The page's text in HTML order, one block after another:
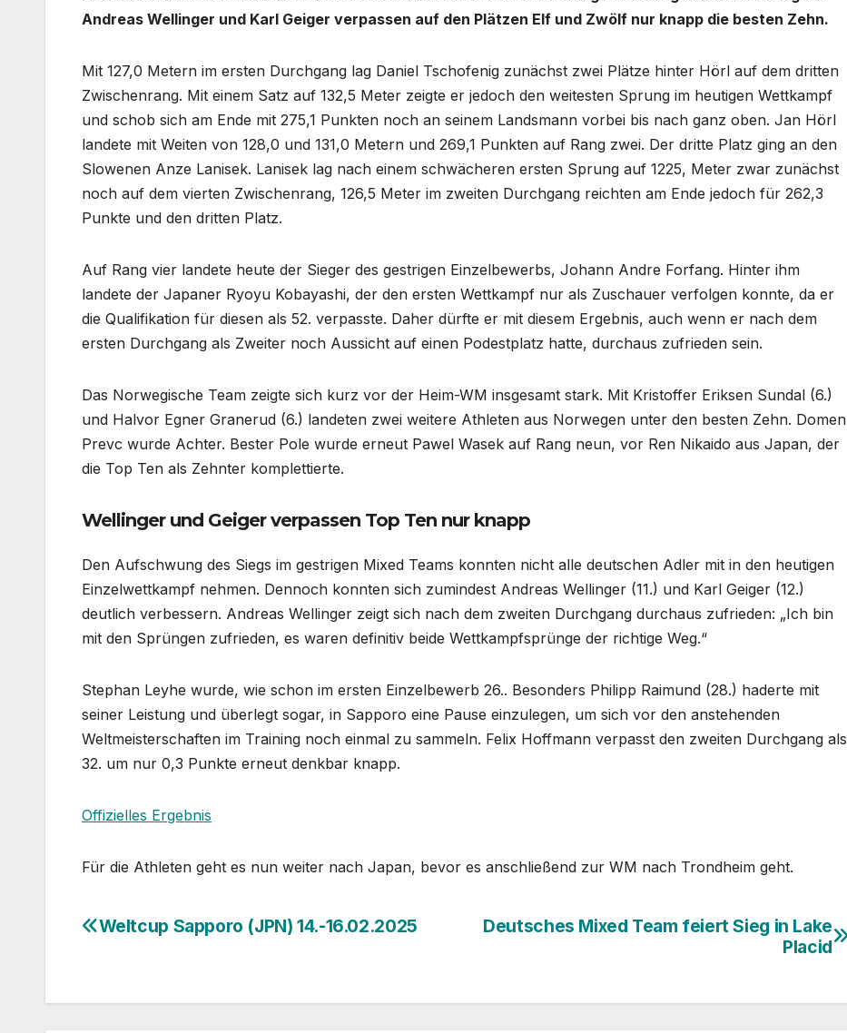
Andreas Wellinger und Karl Geiger verpassen auf den Plätzen Elf und Zwölf nur knapp die besten Zehn.
Mit 127,0 Metern im ersten Durchgang lag Daniel Tschofenig zunächst zwei Plätze hinter Hörl auf dem dritten
Zwischenrang. Mit einem Satz auf 132,5 Meter zeigte er jedoch den weitesten Sprung im heutigen Wettkampf
und schob sich am Ende mit 275,1 Punkten noch an seinem Landsmann vorbei bis nach ganz oben. Jan Hörl
landete mit Weiten von 128,0 und 131,0 Metern und 269,1 Punkten auf Rang zwei. Der dritte Platz ging an den
Slowenen Anze Lanisek. Lanisek lag nach einem schwächeren ersten Sprung auf 1225, Meter zwar zunächst
noch auf dem vierten Zwischenrang, 126,5 Meter im zweiten Durchgang reichten am Ende jedoch für 262,3
Punkte und den dritten Platz.
Auf Rang vier landete heute der Sieger des gestrigen Einzelbewerbs, Johann Andre Forfang. Hinter ihm
landete der Japaner Ryoyu Kobayashi, der den ersten Wettkampf nur als Zuschauer verfolgen konnte, da er
die Qualifikation für diesen als 52. verpasste. Daher dürfte er mit diesem Ergebnis, auch wenn er nach dem
ersten Durchgang als Zweiter noch Aussicht auf einen Podestplatz hatte, durchaus zufrieden sein.
Das Norwegische Team zeigte sich kurz vor der Heim-WM insgesamt stark. Mit Kristoffer Eriksen Sundal (6.)
und Halvor Egner Granerud (6.) landeten zwei weitere Athleten aus Norwegen unter den besten Zehn. Domen
Prevc wurde Achter. Bester Pole wurde erneut Pawel Wasek auf Rang neun, vor Ren Nikaido aus Japan, der
die Top Ten als Zehnter komplettierte.
Wellinger und Geiger verpassen Top Ten nur knapp
Den Aufschwung des Siegs im gestrigen Mixed Teams konnten nicht alle deutschen Adler mit in den heutigen
Einzelwettkampf nehmen. Dennoch konnten sich zumindest Andreas Wellinger (11.) und Karl Geiger (12.)
deutlich verbessern. Andreas Wellinger zeigt sich nach dem zweiten Durchgang durchaus zufrieden: „Ich bin
mit den Sprüngen zufrieden, es waren definitiv beide Wettkampfsprünge der richtige Weg.“
Stephan Leyhe wurde, wie schon im ersten Einzelbewerb 26.. Besonders Philipp Raimund (28.) haderte mit
seiner Leistung und überlegt sogar, in Sapporo eine Pause einzulegen, um sich vor den anstehenden
Weltmeisterschaften im Training noch einmal zu sammeln. Felix Hoffmann verpasst den zweiten Durchgang als
32. um nur 0,3 Punkte erneut denkbar knapp.
Offizielles Ergebnis
Für die Athleten geht es nun weiter nach Japan, bevor es anschließend zur WM nach Trondheim geht.
Beitragsnavigation
Deutsches Mixed Team feiert Sieg in Lake
Placid
Weltcup Sapporo (JPN) 14.-16.02.2025